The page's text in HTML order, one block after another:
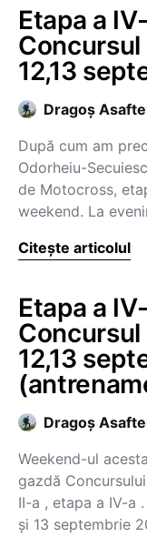
Etapa a
12,13
Dragoş
După cum am
Odorheiu-
de Motocross,
weekend. La
Citește articolul
Etapa a
12,13
Dragoş
Weekend-ul
gazdă
II-a , etapa a IV-a
şi 13 septembrie